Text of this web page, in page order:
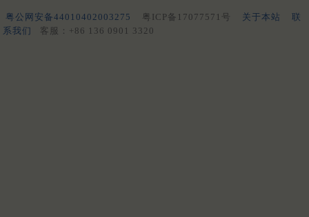
粤公网安备44010402003275 粤ICP备17077571号 关于本站
联
系我们
客服：+86 136 0901 3320